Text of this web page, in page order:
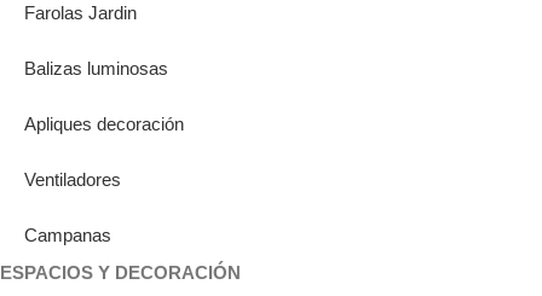
Farolas Jardin
Balizas luminosas
Apliques decoración
Ventiladores
Campanas
ESPACIOS Y DECORACIÓN